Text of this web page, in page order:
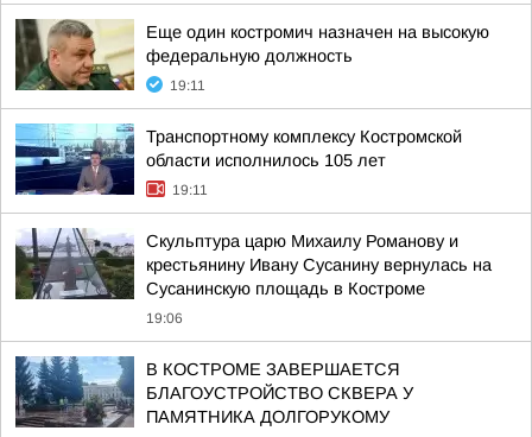
Еще один костромич назначен на высокую
федеральную должность
19:11
Транспортному комплексу Костромской
области исполнилось 105 лет
19:11
Скульптура царю Михаилу Романову и
крестьянину Ивану Сусанину вернулась на
Сусанинскую площадь в Костроме
19:06
В КОСТРОМЕ ЗАВЕРШАЕТСЯ
БЛАГОУСТРОЙСТВО СКВЕРА У
ПАМЯТНИКА ДОЛГОРУКОМУ